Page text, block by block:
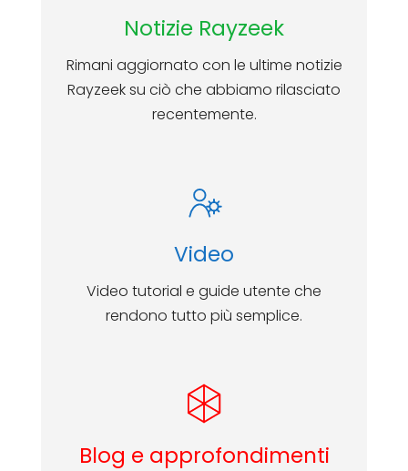
Notizie Rayzeek
Rimani aggiornato con le ultime notizie
Rayzeek su ciò che abbiamo rilasciato
recentemente.
Video
Video tutorial e guide utente che
rendono tutto più semplice.
Blog e approfondimenti